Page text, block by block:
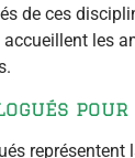
de ces
les
représentent